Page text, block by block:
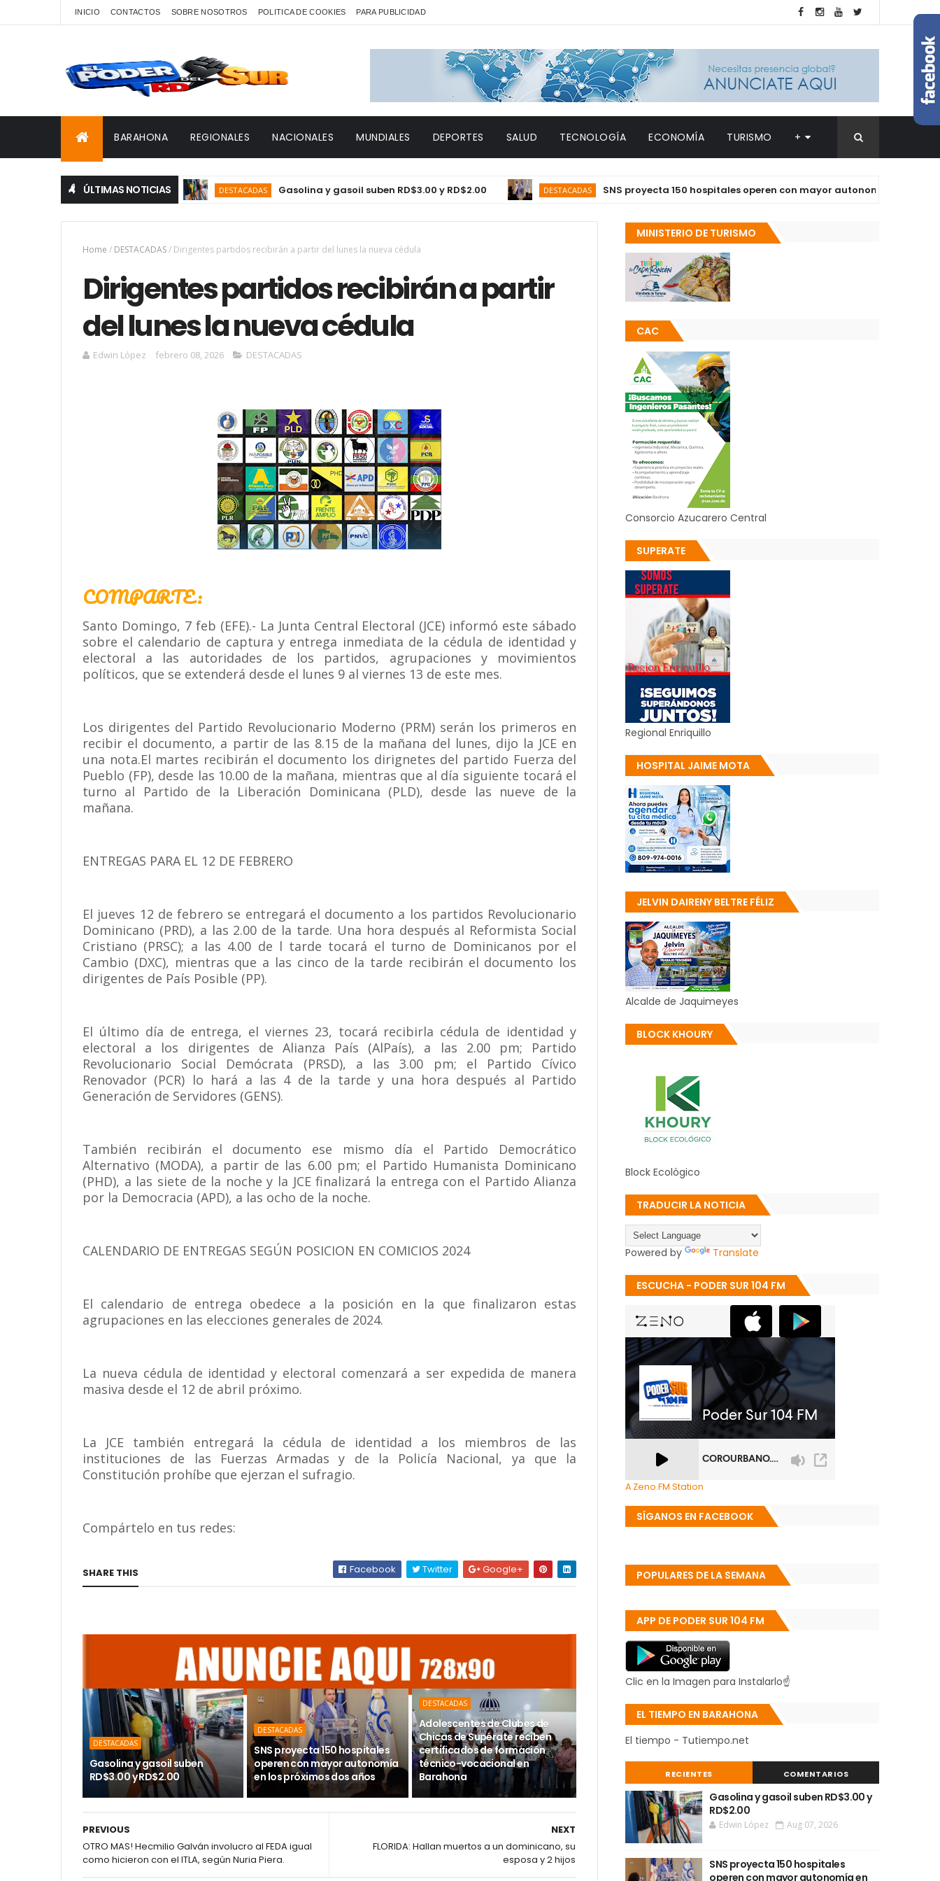
INICIO CONTACTOS SOBRE NOSOTROS POLITICA DE COOKIES PARA PUBLICIDAD
BARAHONA REGIONALES NACIONALES MUNDIALES DEPORTES SALUD TECNOLOGÍA ECONOMÍA TURISMO +
ÚLTIMAS NOTICIAS DESTACADAS Gasolina y gasoil suben RD$3.00 y RD$2.00 DESTACADAS SNS proyecta 150 hospitales operen con mayor autonomía en los próximos
Home / DESTACADAS/ Dirigentes partidos recibirán a partir del lunes la nueva cédula
Dirigentes partidos recibirán a partir
del lunes la nueva cédula
Edwin López febrero 08, 2026 DESTACADAS
COMPARTE:
Santo Domingo, 7 feb (EFE).- La Junta Central Electoral (JCE) informó este sábado
sobre el calendario de captura y entrega inmediata de la cédula de identidad y
electoral a las autoridades de los partidos, agrupaciones y movimientos
políticos, que se extenderá desde el lunes 9 al viernes 13 de este mes.
Los dirigentes del Partido Revolucionario Moderno (PRM) serán los primeros en
recibir el documento, a partir de las 8.15 de la mañana del lunes, dijo la JCE en
una nota.El martes recibirán el documento los dirignetes del partido Fuerza del
Pueblo (FP), desde las 10.00 de la mañana, mientras que al día siguiente tocará el
turno al Partido de la Liberación Dominicana (PLD), desde las nueve de la
mañana.
ENTREGAS PARA EL 12 DE FEBRERO
El jueves 12 de febrero se entregará el documento a los partidos Revolucionario
Dominicano (PRD), a las 2.00 de la tarde. Una hora después al Reformista Social
Cristiano (PRSC); a las 4.00 de l tarde tocará el turno de Dominicanos por el
Cambio (DXC), mientras que a las cinco de la tarde recibirán el documento los
dirigentes de País Posible (PP).
El último día de entrega, el viernes 23, tocará recibirla cédula de identidad y
electoral a los dirigentes de Alianza País (AlPaís), a las 2.00 pm; Partido
Revolucionario Social Demócrata (PRSD), a las 3.00 pm; el Partido Cívico
Renovador (PCR) lo hará a las 4 de la tarde y una hora después al Partido
Generación de Servidores (GENS).
También recibirán el documento ese mismo día el Partido Democrático
Alternativo (MODA), a partir de las 6.00 pm; el Partido Humanista Dominicano
(PHD), a las siete de la noche y la JCE finalizará la entrega con el Partido Alianza
por la Democracia (APD), a las ocho de la noche.
CALENDARIO DE ENTREGAS SEGÚN POSICION EN COMICIOS 2024
El calendario de entrega obedece a la posición en la que finalizaron estas
agrupaciones en las elecciones generales de 2024.
La nueva cédula de identidad y electoral comenzará a ser expedida de manera
masiva desde el 12 de abril próximo.
La JCE también entregará la cédula de identidad a los miembros de las
instituciones de las Fuerzas Armadas y de la Policía Nacional, ya que la
Constitución prohíbe que ejerzan el sufragio.
Compártelo en tus redes:
SHARE THIS Facebook Twitter Google+
DESTACADAS
Gasolina y gasoil suben
RD$3.00 y RD$2.00
DESTACADAS
SNS proyecta 150 hospitales
operen con mayor autonomía
en los próximos dos años
DESTACADAS
Adolescentes de Clubes de
Chicas de Supérate reciben
certificados de formación
técnico-vocacional en
Barahona
NEXT
FLORIDA: Hallan muertos a un dominicano, su
esposa y 2 hijos
PREVIOUS
OTRO MAS! Hecmilio Galván involucro al FEDA igual
como hicieron con el ITLA, según Nuria Piera.
MINISTERIO DE TURISMO
CAC
Consorcio Azucarero Central
SUPERATE
Regional Enriquillo
HOSPITAL JAIME MOTA
JELVIN DAIRENY BELTRE FÉLIZ
Alcalde de Jaquimeyes
BLOCK KHOURY
Block Ecológico
TRADUCIR LA NOTICIA
Powered by Translate
ESCUCHA - PODER SUR 104 FM
A Zeno.FM Station
SÍGANOS EN FACEBOOK
POPULARES DE LA SEMANA
APP DE PODER SUR 104 FM
Clic en la Imagen para Instalarlo☝
EL TIEMPO EN BARAHONA
El tiempo - Tutiempo.net
RECIENTES COMENTARIOS
Gasolina y gasoil suben RD$3.00 y
RD$2.00
Edwin López Aug 07, 2026
SNS proyecta 150 hospitales
operen con mayor autonomía en